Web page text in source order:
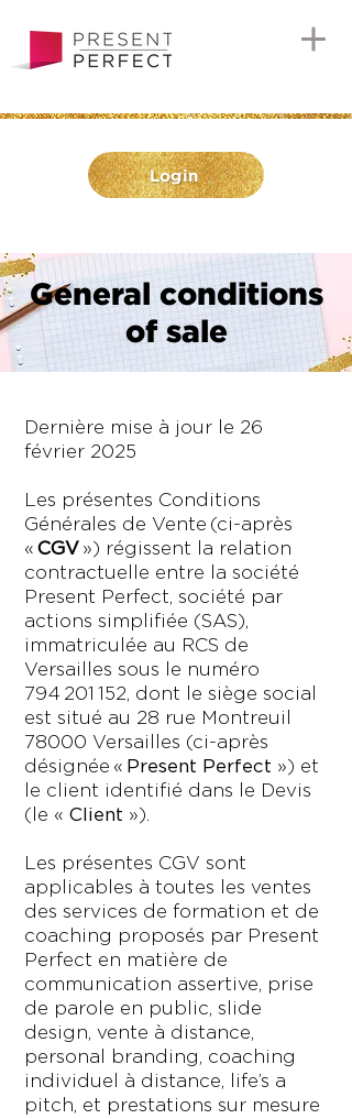
Login
General conditions
of sale
Dernière mise à jour le 26
février 2025
Les présentes Conditions
Générales de Vente (ci-après
« CGV ») régissent la relation
contractuelle entre la société
Present Perfect, société par
actions simplifiée (SAS),
immatriculée au RCS de
Versailles sous le numéro
794 201 152, dont le siège social
est situé au 28 rue Montreuil
78000 Versailles (ci-après
désignée « Present Perfect ») et
le client identifié dans le Devis
(le « Client »).
Les présentes CGV sont
applicables à toutes les ventes
des services de formation et de
coaching proposés par Present
Perfect en matière de
communication assertive, prise
de parole en public, slide
design, vente à distance,
personal branding, coaching
individuel à distance, life’s a
pitch, et prestations sur mesure